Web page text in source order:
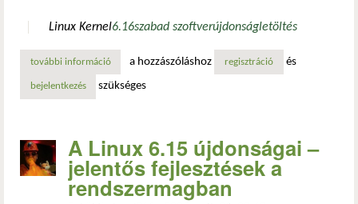
Linux Kernel6.16szabad szoftverújdonságletöltés
további információlinux 6.16: új processzorok, brutális ext4 gyorsulás és
a hozzászóláshoz regisztráció és
bejelentkezés szükséges
A Linux 6.15 újdonságai –
jelentős fejlesztések a
rendszermagban